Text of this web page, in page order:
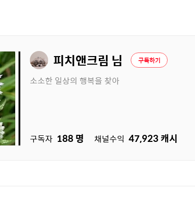
피치앤크림 님 구독하기
소소한 일상의 행복을 찾아
구독자 188명 채널수익 47,923 캐시